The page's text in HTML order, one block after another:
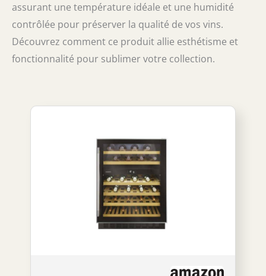
assurant une température idéale et une humidité
contrôlée pour préserver la qualité de vos vins.
Découvrez comment ce produit allie esthétisme et
fonctionnalité pour sublimer votre collection.